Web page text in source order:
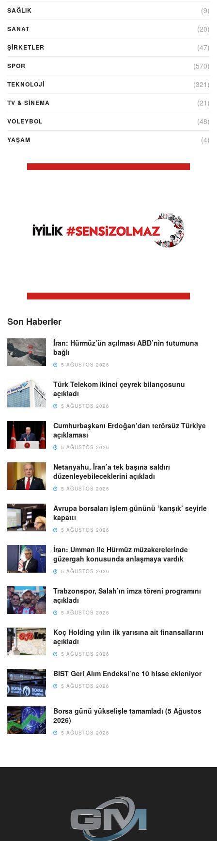
SAĞLIK (9)
SANAT (20)
ŞIRKETLER (47)
SPOR (570)
TEKNOLOJİ (321)
TV & SINEMA (21)
VOLEYBOL (48)
YAŞAM (4)
Son Haberler
İran: Hürmüz’ün açılması ABD’nin tutumuna
bağlı
5 AĞUSTOS 2026
Türk Telekom ikinci çeyrek bilançosunu
açıkladı
5 AĞUSTOS 2026
Cumhurbaşkanı Erdoğan’dan terörsüz Türkiye
açıklaması
5 AĞUSTOS 2026
Netanyahu, İran’a tek başına saldırı
düzenleyebileceklerini açıkladı
5 AĞUSTOS 2026
Avrupa borsaları işlem gününü ‘karışık’ seyirle
kapattı
5 AĞUSTOS 2026
İran: Umman ile Hürmüz müzakerelerinde
güzergah konusunda anlaşmaya vardık
5 AĞUSTOS 2026
Trabzonspor, Salah’ın imza töreni programını
açıkladı
5 AĞUSTOS 2026
Koç Holding yılın ilk yarısına ait finansallarını
açıkladı
5 AĞUSTOS 2026
BIST Geri Alım Endeksi’ne 10 hisse ekleniyor
5 AĞUSTOS 2026
Borsa günü yükselişle tamamladı (5 Ağustos
2026)
5 AĞUSTOS 2026